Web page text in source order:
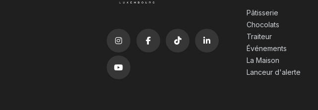
Pâtisserie
Chocolats
Traiteur
Événements
La Maison
Lanceur d'alerte